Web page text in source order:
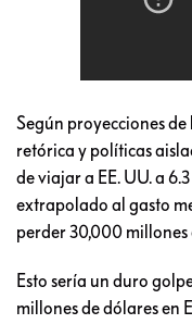
Según proyecciones
retórica y políticas
de viajar a EE. UU. a
extrapolado al gasto
perder 30,000 millones
Esto sería un duro
millones de dólares en